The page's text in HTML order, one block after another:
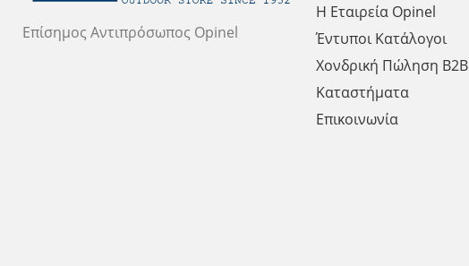
Επίσημος Αντιπρόσωπος Opinel
Η Εταιρεία Opinel
Έντυποι Κατάλογοι
Χονδρική Πώληση Β2Β
Καταστήματα
Επικοινωνία